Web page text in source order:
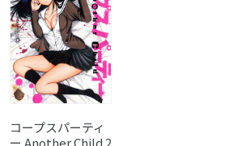
コープスパーティ
ー Another Child 2